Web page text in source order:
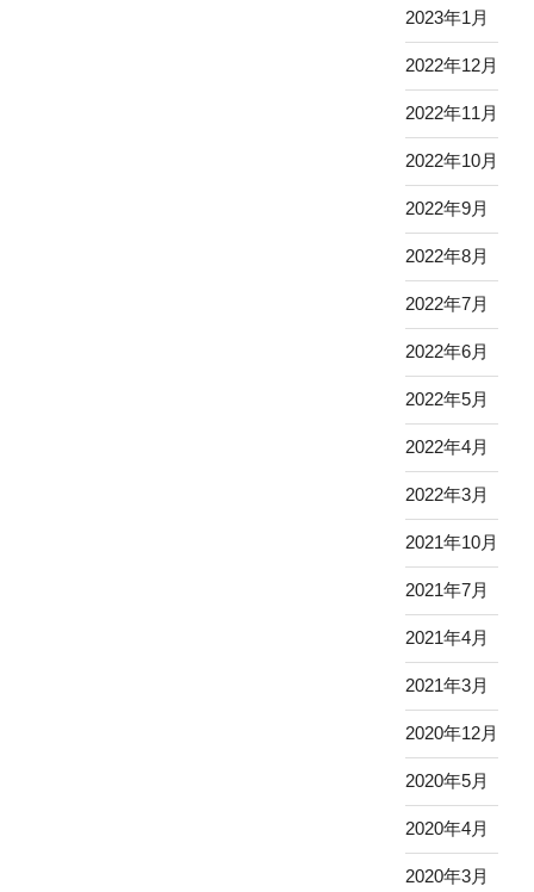
2023年1月
2022年12月
2022年11月
2022年10月
2022年9月
2022年8月
2022年7月
2022年6月
2022年5月
2022年4月
2022年3月
2021年10月
2021年7月
2021年4月
2021年3月
2020年12月
2020年5月
2020年4月
2020年3月